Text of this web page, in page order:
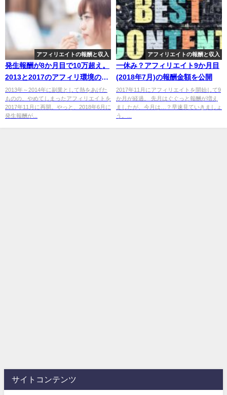
アフィリエイトの報酬と収入
発生報酬が8か月目で10万超え。
2013と2017のアフィリ環境の違
い
2013年～2014年に副業として熱をあげた
ものの、やめてしまったアフィリエイトを
2017年11月に再開。やっと、2018年6月に
発生報酬が...
アフィリエイトの報酬と収入
一休み？アフィリエイト9か月目
(2018年7月)の報酬金額を公開
2017年11月にアフィリエイトを開始して9
か月が経過。 先月はぐぐっと報酬が増え
ましたが、今月は…？早速見ていきましょ
う。...
サイトコンテンツ